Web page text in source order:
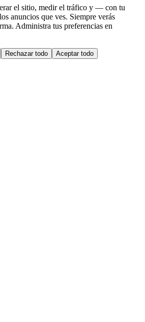
el sitio, medir el tráfico y — con tu
anuncios que ves. Siempre verás
Administra tus preferencias en
Rechazar todo Aceptar todo